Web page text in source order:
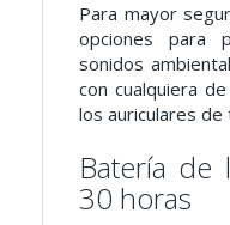
Para mayor
opciones para
sonidos
con cualquiera
los auriculares
Batería de
30 horas